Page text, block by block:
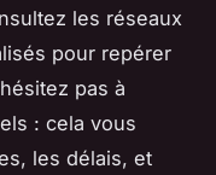
les réseaux
pour repérer
pas à
: cela vous
les délais, et